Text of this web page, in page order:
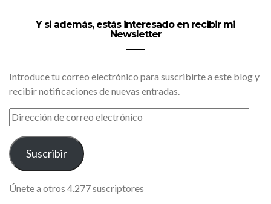
Y si además, estás interesado en recibir mi
Newsletter
Introduce tu correo electrónico para suscribirte a este blog y
recibir notificaciones de nuevas entradas.
DIRECCIÓN
DE
CORREO
ELECTRÓNICO
Suscribir
Únete a otros 4.277 suscriptores